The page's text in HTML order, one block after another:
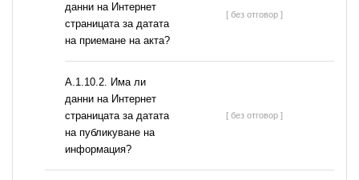
данни на Интернет
страницата за датата
на приемане на акта?
[ без отговор ]
A.1.10.2. Има ли
данни на Интернет
страницата за датата
на публикуване на
информация?
[ без отговор ]